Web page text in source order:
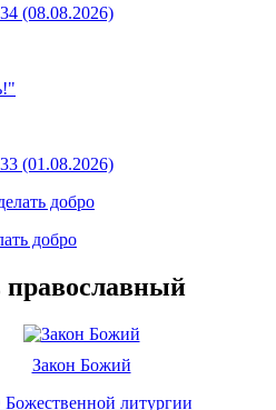
(08.08.2026)
(01.08.2026)
добро
православный
Закон Божий